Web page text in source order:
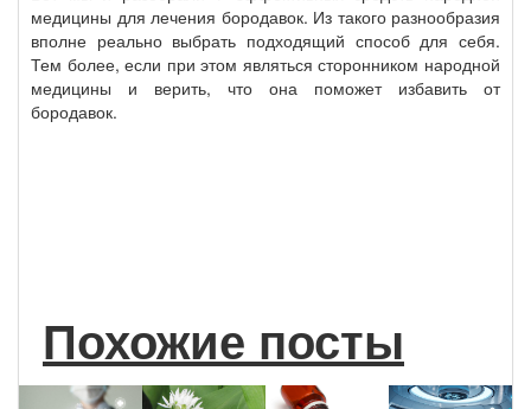
медицины для лечения бородавок. Из такого разнообразия
вполне реально выбрать подходящий способ для себя.
Тем более, если при этом являться сторонником народной
медицины и верить, что она поможет избавить от
бородавок.
Похожие посты